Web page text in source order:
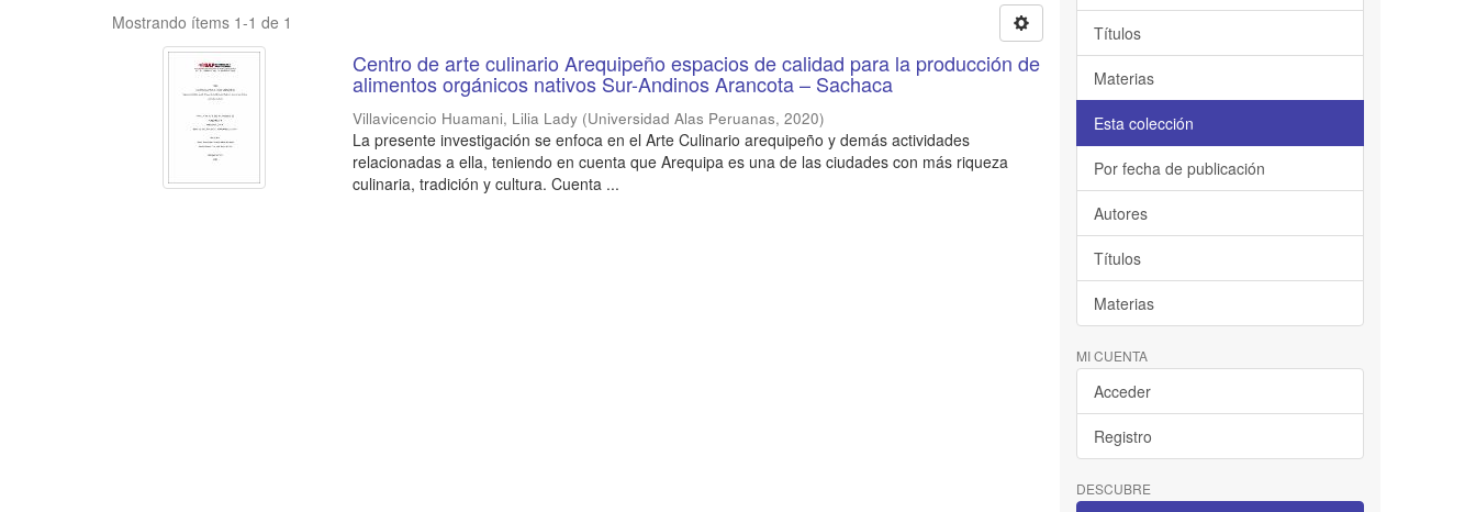
Mostrando ítems 1-1 de 1
Centro de arte culinario Arequipeño espacios de calidad para la producción de
alimentos orgánicos nativos Sur-Andinos Arancota – Sachaca
Villavicencio Huamani, Lilia Lady (Universidad Alas Peruanas,2020)
La presente investigación se enfoca en el Arte Culinario arequipeño y demás actividades
relacionadas a ella, teniendo en cuenta que Arequipa es una de las ciudades con más riqueza
culinaria, tradición y cultura. Cuenta ...
Títulos
Materias
Esta colección
Por fecha de publicación
Autores
Títulos
Materias
MI CUENTA
Acceder
Registro
DESCUBRE